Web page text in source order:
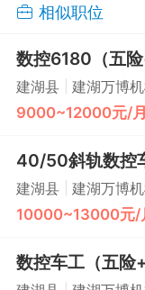
相似职位
数控6180（五险
建湖县 建湖万博
9000~12000元/月
40/50斜轨数控
建湖县
建湖万博
10000~13000元/
数控车工（五险